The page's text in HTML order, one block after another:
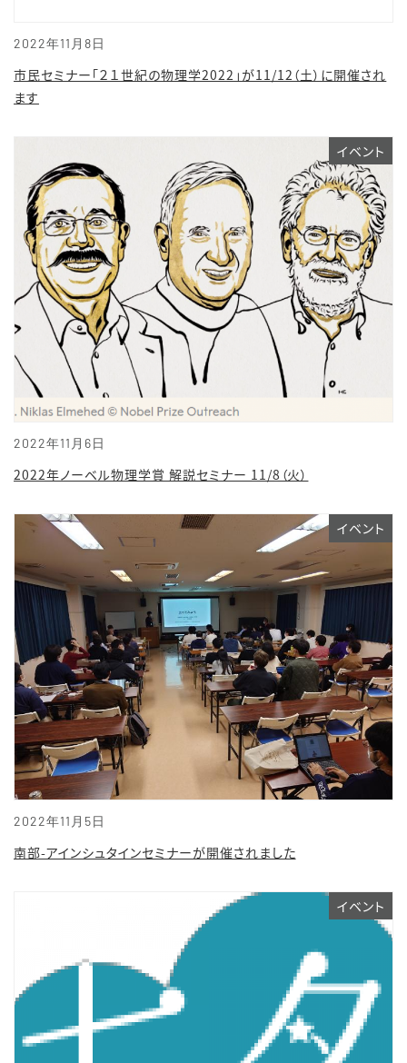
2022年11月8日
市民セミナー「２１世紀の物理学2022」が11/12（土）に開催され
ます
2022年11月6日
イベント
2022年ノーベル物理学賞 解説セミナー 11/8（火）
2022年11月5日
イベント
南部-アインシュタインセミナーが開催されました
イベント